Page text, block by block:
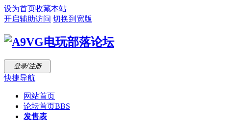
设为首页收藏本站
开启辅助访问 切换到宽版
登录/注册
快捷导航
网站首页
论坛首页BBS
发售表